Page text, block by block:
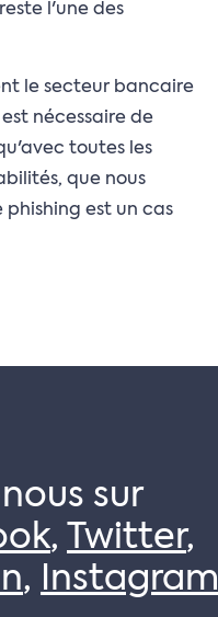
l'une des
le secteur bancaire
nécessaire de
toutes les
que nous
est un cas
sur
, Twitter,
, Instagram